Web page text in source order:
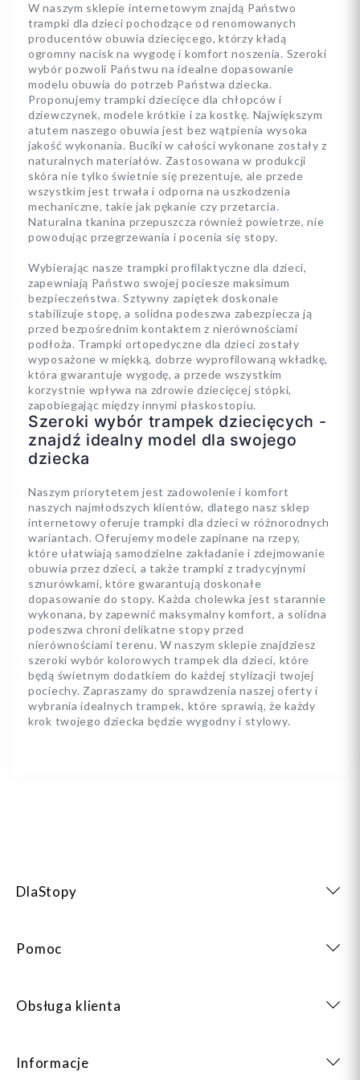
W naszym sklepie internetowym znajdą Państwo
trampki dla dzieci pochodzące od renomowanych
producentów obuwia dziecięcego, którzy kładą
ogromny nacisk na wygodę i komfort noszenia. Szeroki
wybór pozwoli Państwu na idealne dopasowanie
modelu obuwia do potrzeb Państwa dziecka.
Proponujemy trampki dziecięce dla chłopców i
dziewczynek, modele krótkie i za kostkę. Największym
atutem naszego obuwia jest bez wątpienia wysoka
jakość wykonania. Buciki w całości wykonane zostały z
naturalnych materiałów. Zastosowana w produkcji
skóra nie tylko świetnie się prezentuje, ale przede
wszystkim jest trwała i odporna na uszkodzenia
mechaniczne, takie jak pękanie czy przetarcia.
Naturalna tkanina przepuszcza również powietrze, nie
powodując przegrzewania i pocenia się stopy.
Wybierając nasze trampki profilaktyczne dla dzieci,
zapewniają Państwo swojej pociesze maksimum
bezpieczeństwa. Sztywny zapiętek doskonale
stabilizuje stopę, a solidna podeszwa zabezpiecza ją
przed bezpośrednim kontaktem z nierównościami
podłoża. Trampki ortopedyczne dla dzieci zostały
wyposażone w miękką, dobrze wyprofilowaną wkładkę,
która gwarantuje wygodę, a przede wszystkim
korzystnie wpływa na zdrowie dziecięcej stópki,
zapobiegając między innymi płaskostopiu.
Szeroki wybór trampek dziecięcych -
znajdź idealny model dla swojego
dziecka
Naszym priorytetem jest zadowolenie i komfort
naszych najmłodszych klientów, dlatego nasz sklep
internetowy oferuje trampki dla dzieci w różnorodnych
wariantach. Oferujemy modele zapinane na rzepy,
które ułatwiają samodzielne zakładanie i zdejmowanie
obuwia przez dzieci, a także trampki z tradycyjnymi
sznurówkami, które gwarantują doskonałe
dopasowanie do stopy. Każda cholewka jest starannie
wykonana, by zapewnić maksymalny komfort, a solidna
podeszwa chroni delikatne stopy przed
nierównościami terenu. W naszym sklepie znajdziesz
szeroki wybór kolorowych trampek dla dzieci, które
będą świetnym dodatkiem do każdej stylizacji twojej
pociechy. Zapraszamy do sprawdzenia naszej oferty i
wybrania idealnych trampek, które sprawią, że każdy
krok twojego dziecka będzie wygodny i stylowy.
DlaStopy
Pomoc
Obsługa klienta
Informacje